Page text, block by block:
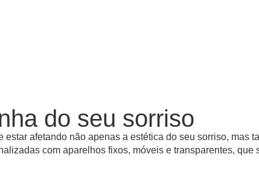
do seu sorriso
afetando não apenas a estética do seu sorriso, mas
com aparelhos fixos, móveis e transparentes,